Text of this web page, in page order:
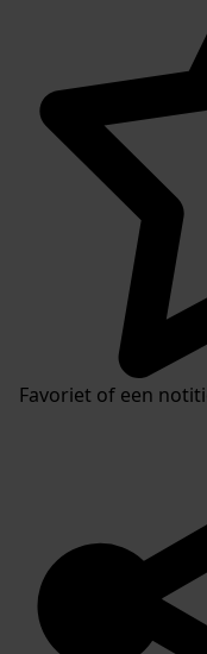
Favoriet of een